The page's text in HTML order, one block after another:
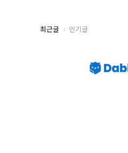
최
최근글 인기글